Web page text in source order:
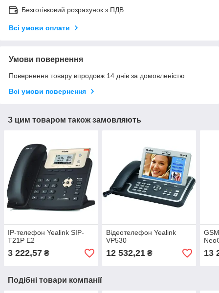
Безготівковий розрахунок з ПДВ
Всі умови оплати
Умови повернення
Повернення товару впродовж 14 днів за домовленістю
Всі умови повернення
З цим товаром також замовляють
IP-телефон Yealink SIP-
T21P E2
3 222,57 ₴
Відеотелефон Yealink
VP530
12 532,21₴ 13
Подібні товари компанії